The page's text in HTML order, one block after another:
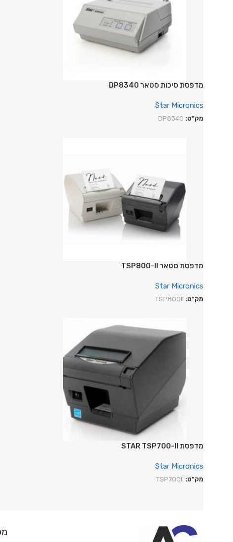
מדפסת סיכות סטאר DP8340
Star Micronics
מק"ט: DP8340
מדפסת סטאר TSP800-II
Star Micronics
מק"ט: TSP800II
מדפסת STAR TSP700-II
Star Micronics
מק"ט: TSP700II